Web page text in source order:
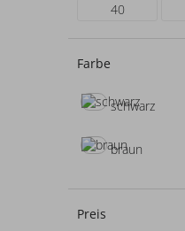
40
Farbe
schwarz
braun
Preis